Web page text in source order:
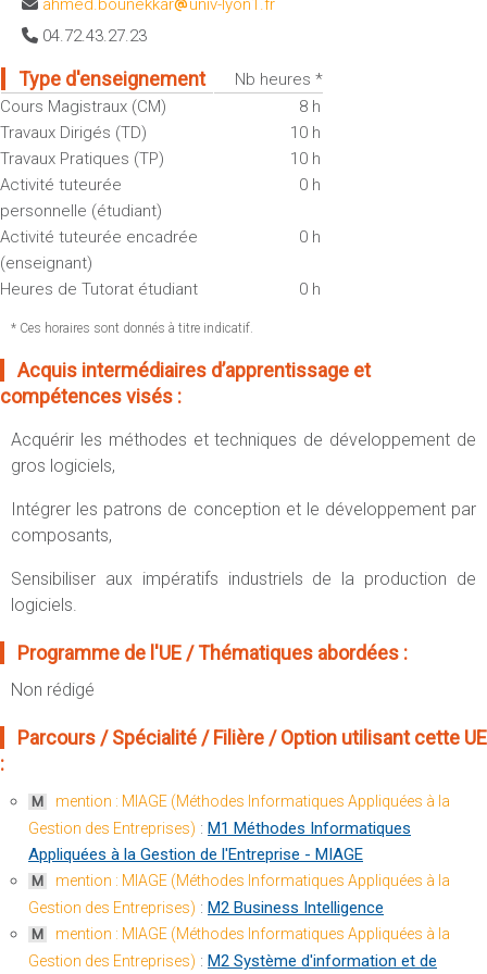
Sportives)
UFR FS (Chimie, Mathématique, Physique)
UFR Biosciences (Biologie, Biochimie)
GEP (Génie Electrique des Procédés - Département composante)
Informatique (Département Composante)
Mécanique (Département composante)
Fermer
OUTILS
Intranet des personnels
Moodle
Emploi du temps
Messagerie
Stage et emploi
Portefeuille d'Expériences et
de Compétences
Fermer
ahmed.bounekkar
univ-lyon1.fr
04.72.43.27.23
Type d'enseignement
Nb heures *
Cours Magistraux (CM)
8 h
Travaux Dirigés (TD)
10 h
Travaux Pratiques (TP)
10 h
Activité tuteurée
personnelle (étudiant)
0 h
Activité tuteurée encadrée
(enseignant)
0 h
Heures de Tutorat étudiant 0 h
* Ces horaires sont donnés à titre indicatif.
Acquis intermédiaires d’apprentissage et
compétences visés :
Acquérir les méthodes et techniques de développement de
gros logiciels,
Intégrer les patrons de conception et le développement par
composants,
Sensibiliser aux impératifs industriels de la production de
logiciels.
Programme de l'UE / Thématiques abordées :
Non rédigé
Parcours / Spécialité / Filière / Option utilisant cette UE
:
M
mention : MIAGE (Méthodes Informatiques Appliquées à la
Gestion des Entreprises) : M1 Méthodes Informatiques
Appliquées à la Gestion de l'Entreprise - MIAGE
M
mention : MIAGE (Méthodes Informatiques Appliquées à la
Gestion des Entreprises) : M2 Business Intelligence
M
mention : MIAGE (Méthodes Informatiques Appliquées à la
Gestion des Entreprises) : M2 Système d'information et de